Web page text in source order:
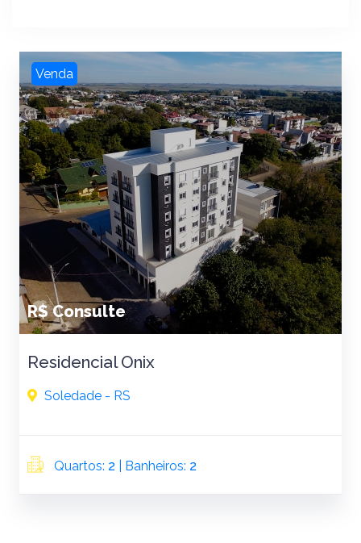
Venda
R$ Consulte
Residencial Onix
Soledade - RS
Quartos: 2 | Banheiros: 2